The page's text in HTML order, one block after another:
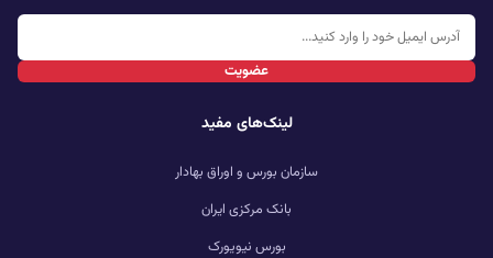
عضویت
لینک‌های مفید
سازمان بورس و اوراق بهادار
بانک مرکزی ایران
بورس نیویورک